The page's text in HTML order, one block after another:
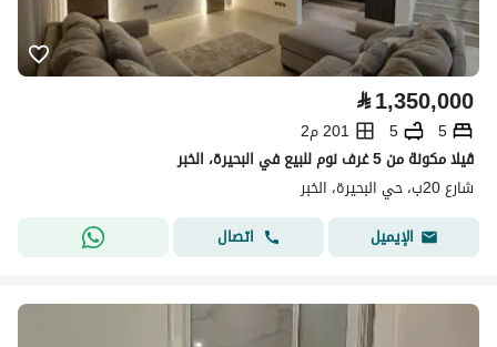
⃁1,350,000
5
5
201 م2
ڤيلا مكونة من 5 غرف نوم للبيع في البحيرة، الخبر
شارع 20ب، حي البحيرة، الخبر
الإيميل
اتصال